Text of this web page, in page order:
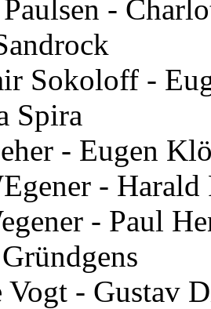
-
Sokoloff -
Spira
- Eugen
- Harald
- Paul
Vogt - Gustav